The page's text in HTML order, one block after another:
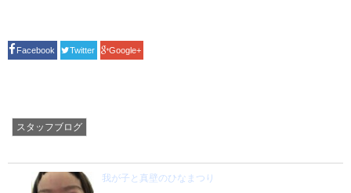
Facebook Twitter Google+
スタッフブログ
我が子と真壁のひなまつり